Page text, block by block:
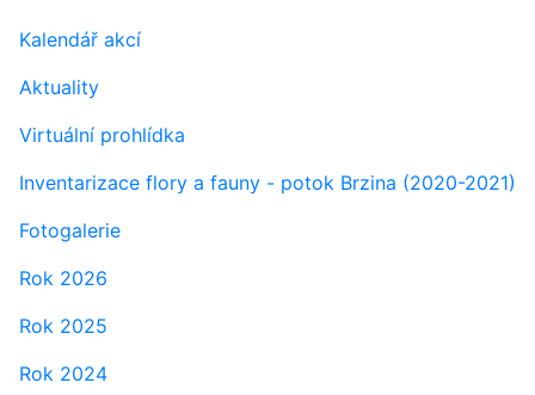
Kalendář akcí
Aktuality
Virtuální prohlídka
Inventarizace flory a fauny - potok Brzina (2020-2021)
Fotogalerie
Rok 2026
Rok 2025
Rok 2024